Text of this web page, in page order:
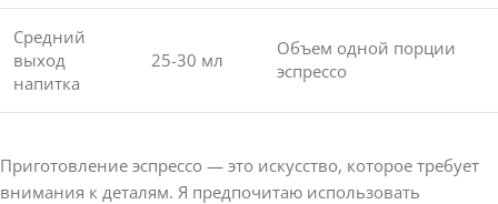
Средний
выход
напитка
25-30 мл
Объем одной порции
эспрессо
Приготовление эспрессо — это искусство, которое требует
внимания к деталям. Я предпочитаю использовать